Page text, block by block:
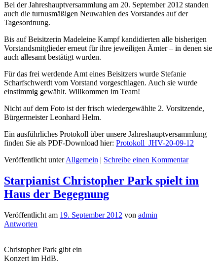
Bei der Jahreshauptversammlung am 20. September 2012 standen
auch die turnusmäßigen Neuwahlen des Vorstandes auf der
Tagesordnung.
Bis auf Beisitzerin Madeleine Kampf kandidierten alle bisherigen
Vorstandsmitglieder erneut für ihre jeweiligen Ämter – in denen sie
auch allesamt bestätigt wurden.
Für das frei werdende Amt eines Beisitzers wurde Stefanie
Scharfschwerdt vom Vorstand vorgeschlagen. Auch sie wurde
einstimmig gewählt. Willkommen im Team!
Nicht auf dem Foto ist der frisch wiedergewählte 2. Vorsitzende,
Bürgermeister Leonhard Helm.
Ein ausführliches Protokoll über unsere Jahreshauptversammlung
finden Sie als PDF-Download hier: Protokoll_JHV-20-09-12
Veröffentlicht unter Allgemein | Schreibe einen Kommentar
Starpianist Christopher Park spielt im
Haus der Begegnung
Veröffentlicht am 19. September 2012 von admin
Antworten
Christopher Park gibt ein
Konzert im HdB.